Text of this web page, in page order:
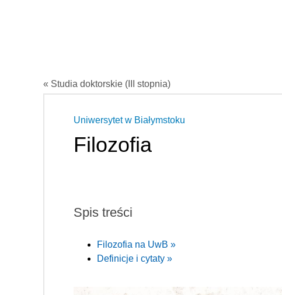
« Studia doktorskie (III stopnia)
Uniwersytet w Białymstoku
Filozofia
Spis treści
Filozofia na UwB »
Definicje i cytaty »